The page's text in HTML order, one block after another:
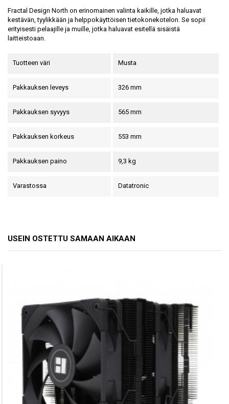
Fractal Design North on erinomainen valinta kaikille, jotka haluavat
kestävän, tyylikkään ja helppokäyttöisen tietokonekotelon. Se sopii
erityisesti pelaajille ja muille, jotka haluavat esitellä sisäistä
laitteistoaan.
Tuotteen väri Musta
Pakkauksen leveys 326 mm
Pakkauksen syvyys 565 mm
Pakkauksen korkeus 553 mm
Pakkauksen paino 9,3 kg
Varastossa Datatronic
USEIN OSTETTU SAMAAN AIKAAN